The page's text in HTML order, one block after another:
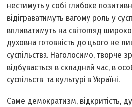
нестимуть у собі глибоке
відіграватимуть вагому роль у
впливатимуть на світогляд
духовна готовність до цього не
суспільства. Наголосимо, творче
відбувається в складний час, в
суспільстві та культурі в Україні.
Саме демократизм, відкритість,